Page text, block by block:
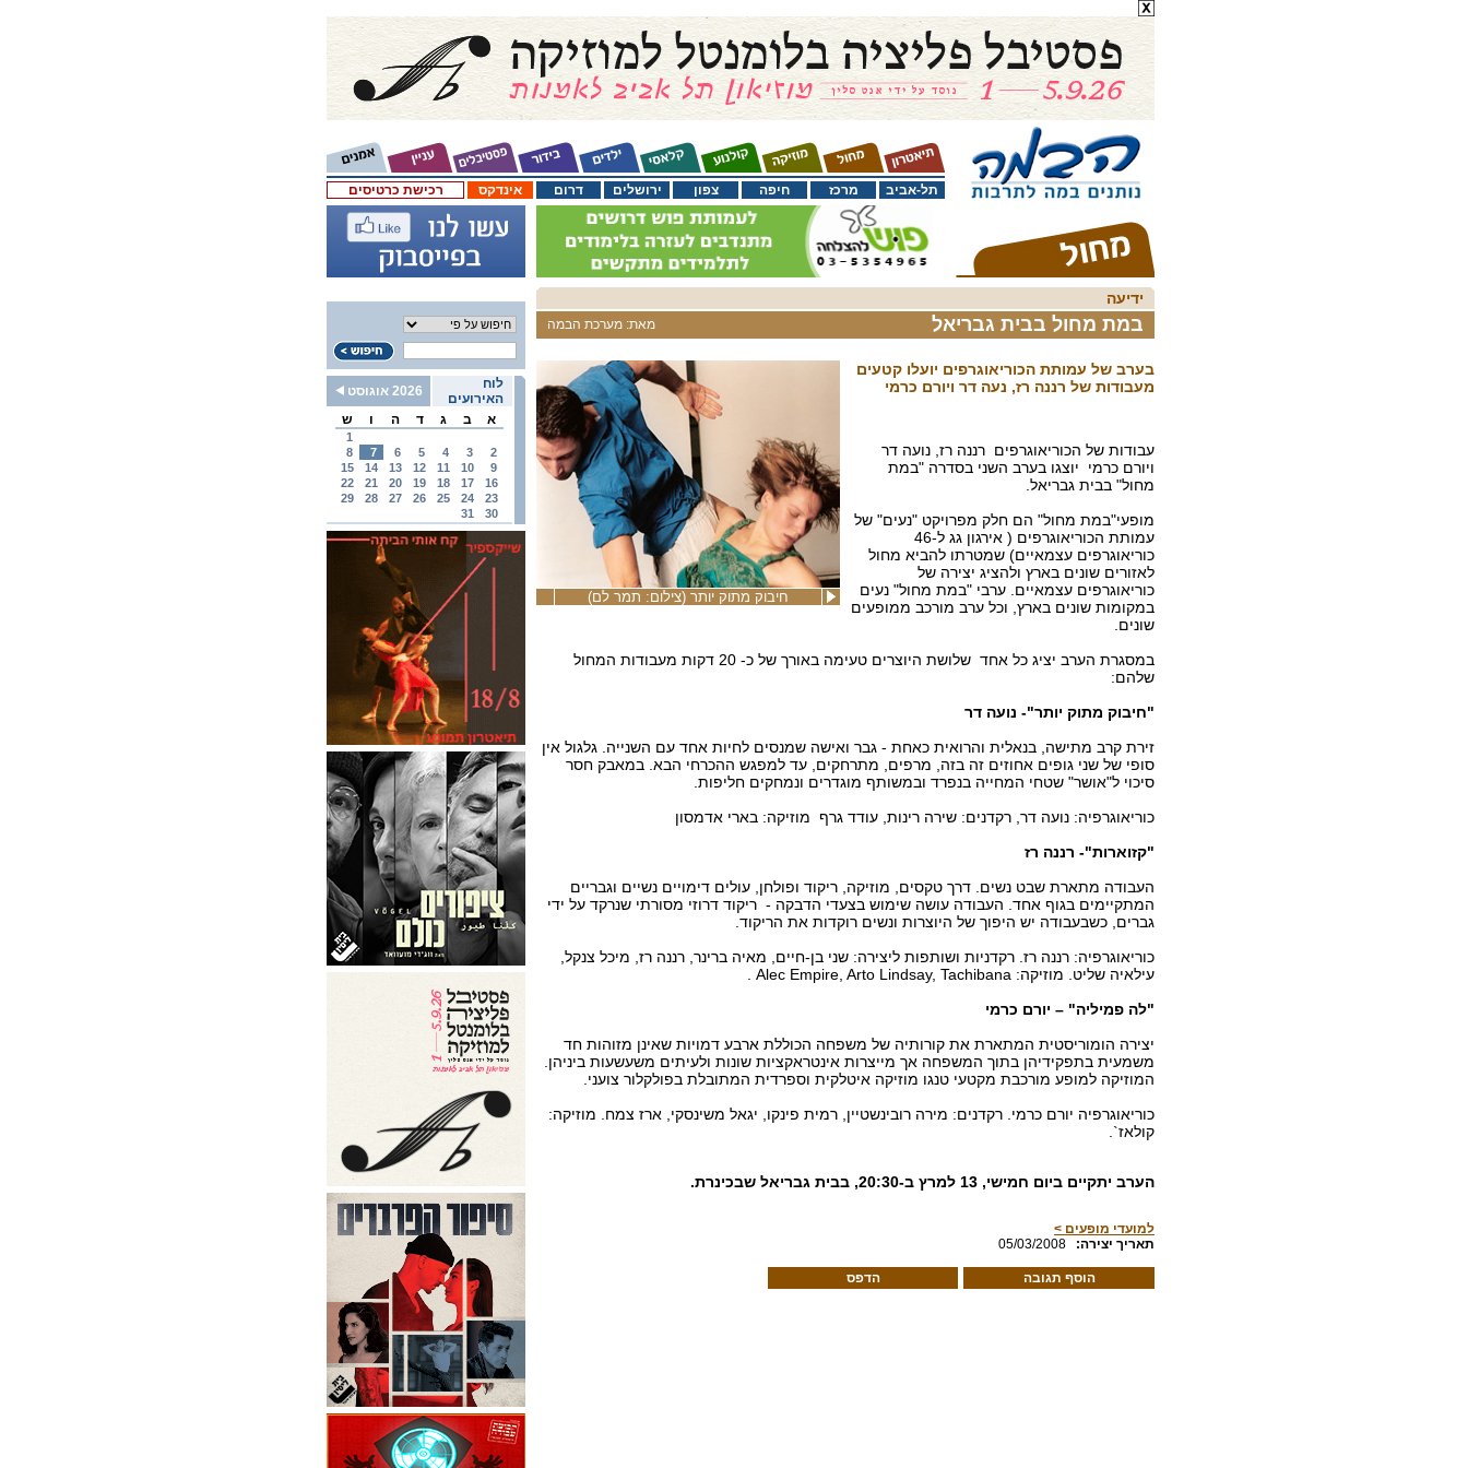
רכישת כרטיסים אינדקס דרום ירושלים צפון חיפה מרכז תל-אביב
לוח
האירועים
2026 אוגוסט
א
ב ג ד ה ו ש
1
2
3
4
5
6
7
8
9
10
11
12
13
14
15
16
17
18
19
20
21
22
23
24
25
26
27
28
29
30
31
ידיעה
מאת: מערכת הבמה במת מחול בבית גבריאל
חיבוק מתוק יותר (צילום: תמר לם)
בערב של עמותת הכוריאוגרפים יועלו קטעים
מעבודות של רננה רז, נעה דר ויורם כרמי
עבודות של הכוריאוגרפים רננה רז, נועה דר
ויורם כרמי יוצגו בערב השני בסדרה "במת
מחול" בבית גבריאל.
מופעי"במת מחול" הם חלק מפרויקט "נעים" של
עמותת הכוריאוגרפים ( אירגון גג ל-46
כוריאוגרפים עצמאיים) שמטרתו להביא מחול
לאזורים שונים בארץ ולהציג יצירה של
כוריאוגרפים עצמאיים. ערבי "במת מחול" נעים
במקומות שונים בארץ, וכל ערב מורכב ממופעים
שונים.
במסגרת הערב יציג כל אחד שלושת היוצרים טעימה באורך של כ- 20 דקות מעבודות המחול
שלהם:
"חיבוק מתוק יותר"- נועה דר
זירת קרב מתישה, בנאלית והרואית כאחת - גבר ואישה שמנסים לחיות אחד עם השנייה. גלגול אין
סופי של שני גופים אחוזים זה בזה, מרפים, מתרחקים, עד למפגש ההכרחי הבא. במאבק חסר
סיכוי ל"אושר" שטחי המחייה בנפרד ובמשותף מוגדרים ונמחקים חליפות.
כוריאוגרפיה: נועה דר, רקדנים: שירה רינות, עודד גרף מוזיקה: בארי אדמסון
"קזוארות"- רננה רז
העבודה מתארת שבט נשים. דרך טקסים, מוזיקה, ריקוד ופולחן, עולים דימויים נשיים וגבריים
המתקיימים בגוף אחד. העבודה עושה שימוש בצעדי הדבקה - ריקוד דרוזי מסורתי שנרקד על ידי
גברים, כשבעבודה יש היפוך של היוצרות ונשים רוקדות את הריקוד.
כוריאוגרפיה: רננה רז. רקדניות ושותפות ליצירה: שני בן-חיים, מאיה ברינר, רננה רז, מיכל צנקל,
עילאיה שליט. מוזיקה: Alec Empire, Arto Lindsay, Tachibana .
"לה פמיליה" – יורם כרמי
יצירה הומוריסטית המתארת את קורותיה של משפחה הכוללת ארבע דמויות שאינן מזוהות חד
משמעית בתפקידיהן בתוך המשפחה אך מייצרות אינטראקציות שונות ולעיתים משעשעות ביניהן.
המוזיקה למופע מורכבת מקטעי טנגו מוזיקה איטלקית וספרדית המתובלת בפולקלור צועני.
כוריאוגרפיה יורם כרמי. רקדנים: מירה רובינשטיין, רמית פינקו, יגאל משינסקי, ארז צמח. מוזיקה:
קולאז`.
הערב יתקיים ביום חמישי, 13 למרץ ב-20:30, בבית גבריאל שבכינרת.
למועדי מופעים >
05/03/2008
:תאריך יצירה
הדפס הוסף תגובה